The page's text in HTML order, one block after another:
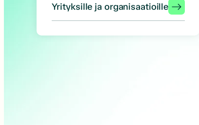
Yrityksille ja organisaatioille